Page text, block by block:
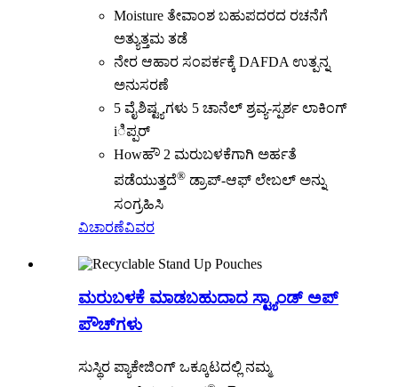
Moisture ತೇವಾಂಶ ಬಹುಪದರದ ರಚನೆಗೆ
ಅತ್ಯುತ್ತಮ ತಡೆ
ನೇರ ಆಹಾರ ಸಂಪರ್ಕಕ್ಕೆ DAFDA ಉತ್ಪನ್ನ
ಅನುಸರಣೆ
5 ವೈಶಿಷ್ಟ್ಯಗಳು 5 ಚಾನೆಲ್ ಶ್ರವ್ಯ-ಸ್ಪರ್ಶ ಲಾಕಿಂಗ್
iಿಪ್ಪರ್
Howಹೌ 2 ಮರುಬಳಕೆಗಾಗಿ ಅರ್ಹತೆ
ಪಡೆಯುತ್ತದೆ® ಡ್ರಾಪ್-ಆಫ್ ಲೇಬಲ್ ಅನ್ನು
ಸಂಗ್ರಹಿಸಿ
ವಿಚಾರಣೆವಿವರ
ಮರುಬಳಕೆ ಮಾಡಬಹುದಾದ ಸ್ಟ್ಯಾಂಡ್ ಅಪ್
ಪೌಚ್‌ಗಳು
ಸುಸ್ಥಿರ ಪ್ಯಾಕೇಜಿಂಗ್ ಒಕ್ಕೂಟದಲ್ಲಿ ನಮ್ಮ